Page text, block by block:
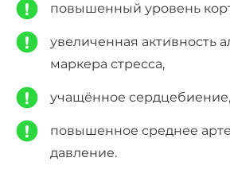
повышенный уровень
увеличенная активность
маркера стресса,
учащённое сердцебиение,
повышенное среднее
давление.